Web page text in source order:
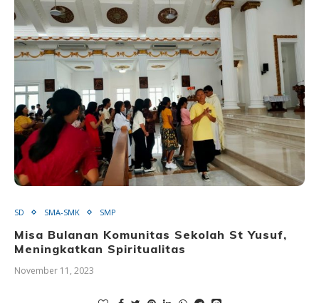
SD SMA-SMK SMP
Misa Bulanan Komunitas Sekolah St Yusuf,
Meningkatkan Spiritualitas
November 11, 2023